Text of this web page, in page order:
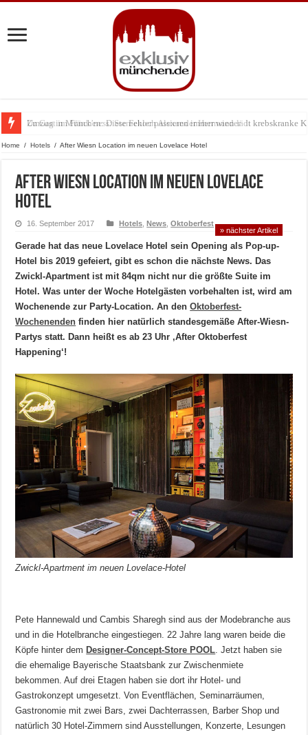
Zu Gast im Fränk’ness: Sternekoch Alexander Herrmann lädt krebskranke
Home / Hotels / After Wiesn Location im neuen Lovelace Hotel
After Wiesn Location im neuen Lovelace
Hotel
16. September 2017 Hotels ,News ,Oktoberfest
» nächster Artikel
Gerade hat das neue Lovelace Hotel sein Opening als Pop-up-
Hotel bis 2019 gefeiert, gibt es schon die nächste News. Das
Zwickl-Apartment ist mit 84qm nicht nur die größte Suite im
Hotel. Was unter der Woche Hotelgästen vorbehalten ist, wird am
Wochenende zur Party-Location. An denOktoberfest-
Wochenenden finden hier natürlich standesgemäße After-Wiesn-
Partys statt. Dann heißt es ab 23 Uhr ‚After Oktoberfest
Happening‘!
Zwickl-Apartment im neuen Lovelace-Hotel
Pete Hannewald und Cambis Sharegh sind aus der Modebranche aus
und in die Hotelbranche eingestiegen. 22 Jahre lang waren beide die
Köpfe hinter dem Designer-Concept-Store POOL. Jetzt haben sie
die ehemalige Bayerische Staatsbank zur Zwischenmiete
bekommen. Auf drei Etagen haben sie dort ihr Hotel- und
Gastrokonzept umgesetzt. Von Eventflächen, Seminarräumen,
Gastronomie mit zwei Bars, zwei Dachterrassen, Barber Shop und
natürlich 30 Hotel-Zimmern sind Ausstellungen, Konzerte, Lesungen